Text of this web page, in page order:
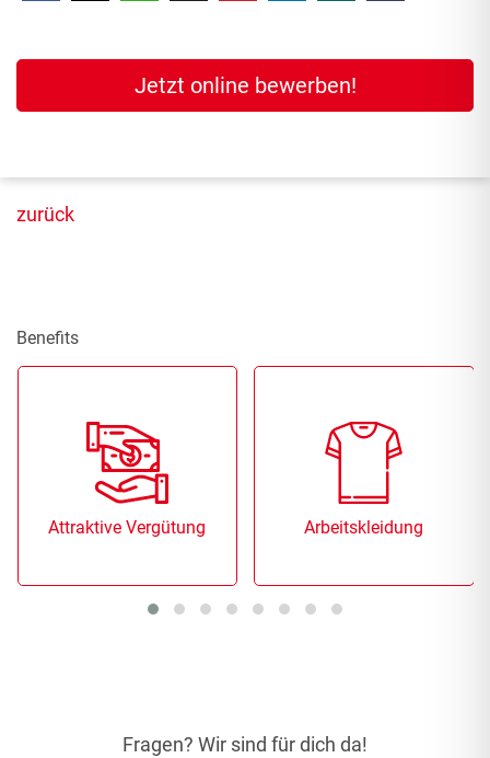
Jetzt online bewerben!
zurück
Benefits
Attraktive Vergütung Arbeitskleidung
Fragen? Wir sind für dich da!